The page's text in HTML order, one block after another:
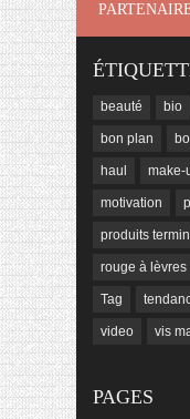
beauté bio
bon plan
haul make-
motivation
produits
rouge à lèvres
Tag
video vis
PAGES